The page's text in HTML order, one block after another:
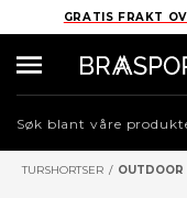
GRATIS FRAKT
TURSHORTSER / OUTDOOR